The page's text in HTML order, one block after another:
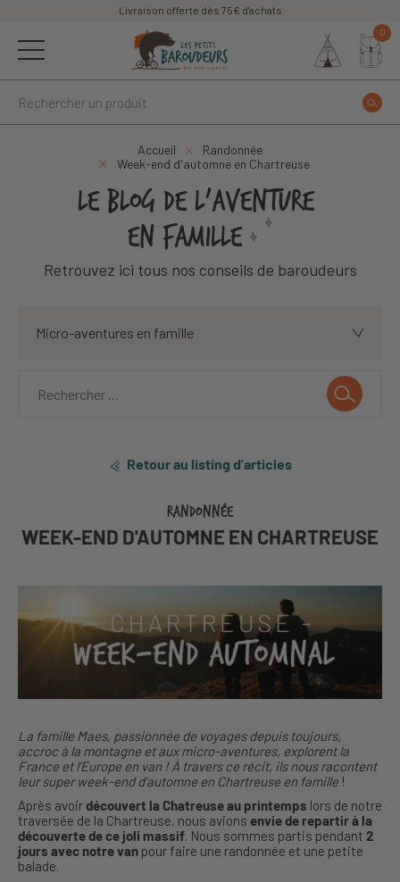
Livraison offerte dès 75€ d'achats
0
Accueil
Randonnée
Week-end d'automne en Chartreuse
LE BLOG DE L'AVENTURE
EN FAMILLE
Retrouvez ici tous nos conseils de baroudeurs
Micro-aventures en famille
Retour au listing d'articles
RANDONNÉE
WEEK-END D'AUTOMNE EN CHARTREUSE
La famille Maes, passionnée de voyages depuis toujours,
accroc à la montagne et aux micro-aventures, explorent la
France et l’Europe en van ! À travers ce récit, ils nous racontent
leur super week-end d’automne en Chartreuse en famille !
Après avoirdécouvert la Chatreuse au printemps lors de notre
traversée de la Chartreuse, nous avions envie de repartir à la
découverte de ce joli massif. Nous sommes partis pendant 2
jours avec notre van pour faire une randonnée et une petite
balade.